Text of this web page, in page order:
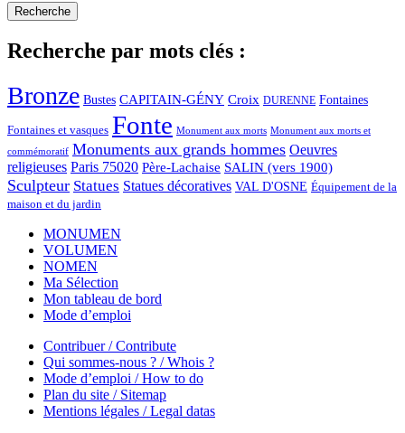
Recherche par mots clés :
Bronze Bustes CAPITAIN-GÉNY Croix DURENNE Fontaines
Fontaines et vasques Fonte Monument aux morts Monument aux morts et
commémoratif Monuments aux grands hommes Oeuvres
religieuses Paris 75020 Père-Lachaise SALIN (vers 1900)
Sculpteur Statues Statues décoratives VAL D'OSNE Équipement de la
maison et du jardin
MONUMEN
VOLUMEN
NOMEN
Ma Sélection
Mon tableau de bord
Mode d’emploi
Contribuer / Contribute
Qui sommes-nous ? / Whois ?
Mode d’emploi / How to do
Plan du site / Sitemap
Mentions légales / Legal datas